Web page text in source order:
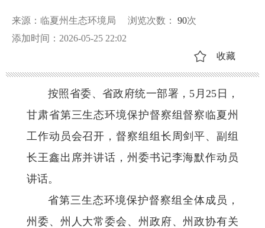
来源：临夏州生态环境局 浏览次数： 90次
添加时间：2026-05-25 22:02
收藏
按照省委、省政府统一部署，5月25日，
甘肃省第三生态环境保护督察组督察临夏州
工作动员会召开，督察组组长周剑平、副组
长王鑫出席并讲话，州委书记李海默作动员
讲话。
省第三生态环境保护督察组全体成员，
州委、州人大常委会、州政府、州政协有关